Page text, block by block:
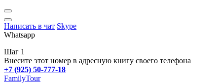
Написать в чат Skype
Whatsapp
Шаг 1
Внесите этот номер в адресную книгу своего телефона
+7 (925) 50-777-18
FamilyTour